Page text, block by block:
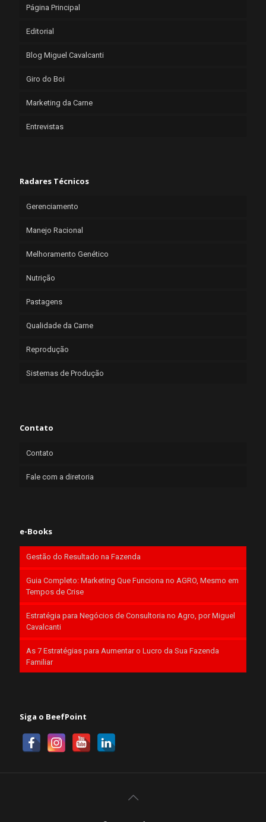
Página Principal
Editorial
Blog Miguel Cavalcanti
Giro do Boi
Marketing da Carne
Entrevistas
Radares Técnicos
Gerenciamento
Manejo Racional
Melhoramento Genético
Nutrição
Pastagens
Qualidade da Carne
Reprodução
Sistemas de Produção
Contato
Contato
Fale com a diretoria
e-Books
Gestão do Resultado na Fazenda
Guia Completo: Marketing Que Funciona no AGRO, Mesmo em
Tempos de Crise
Estratégia para Negócios de Consultoria no Agro, por Miguel
Cavalcanti
As 7 Estratégias para Aumentar o Lucro da Sua Fazenda
Familiar
Siga o BeefPoint